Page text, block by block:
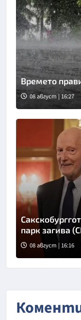
Времето
08 август | 16:27
парк загива
08 август | 16:16